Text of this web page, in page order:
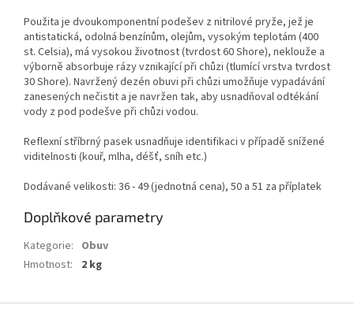
Použita je dvoukomponentní podešev z nitrilové pryže, jež je
antistatická, odolná benzínům, olejům, vysokým teplotám (400
st. Celsia), má vysokou životnost (tvrdost 60 Shore), neklouže a
výborně absorbuje rázy vznikající při chůzi (tlumící vrstva tvrdost
30 Shore). Navržený dezén obuvi při chůzi umožňuje vypadávání
zanesených nečistit a je navržen tak, aby usnadňoval odtékání
vody z pod podešve při chůzi vodou.
Reflexní stříbrný pasek usnadňuje identifikaci v případě snížené
viditelnosti (kouř, mlha, déšť, sníh etc.)
Dodávané velikosti: 36 - 49 (jednotná cena), 50 a 51 za příplatek
Doplňkové parametry
Kategorie: Obuv
Hmotnost: 2 kg